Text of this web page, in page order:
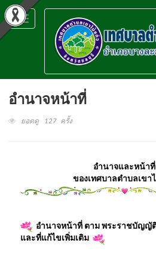
Toggle
navigation
อำนาจหน้าที่
ยอดดู 127 ครั้ง
อำนาจและหน้าที่
ของเทศบาลตำบลเขา
อำนาจหน้าที่ ตาม พระราชบัญญัติ
และที่แก้ไขเพิ่มเติม